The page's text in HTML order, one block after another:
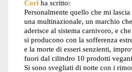
Cori ha scritto:
Personalmente quello che mi lascia
una multinazionale, un marchio
aderisce al sistema carnivoro, e
si producono con la sofferenza
e la morte di esseri senzienti,
fuori dal cilindro 10 prodotti
Si sono svegliati di notte con i